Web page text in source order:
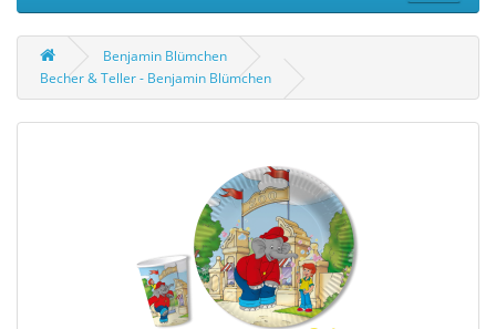
Benjamin Blümchen
Becher & Teller - Benjamin Blümchen